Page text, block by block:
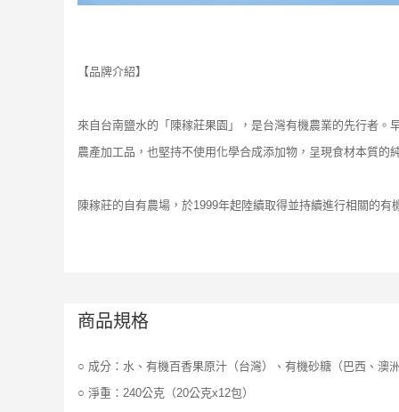
【品牌介紹】
來自台南鹽水的「陳稼莊果園」，是台灣有機農業的先行者
農產加工品，也堅持不使用化學合成添加物，呈現食材本質的
陳稼莊的自有農場，於1999年起陸續取得並持續進行相關的
商品規格
○ 成分：水、有機百香果原汁（台灣）、有機砂糖（巴西、澳
○ 淨重：240公克（20公克x12包）